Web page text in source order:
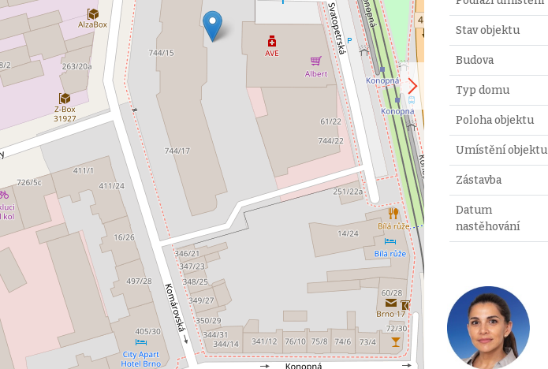
Stav objektu
Budova
Typ domu
Poloha objektu
Umístění objektu
Zástavba
Datum
nastěhování